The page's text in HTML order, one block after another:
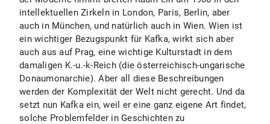
intellektuellen Zirkeln in London, Paris, Berlin, aber
auch in München, und natürlich auch in Wien. Wien ist
ein wichtiger Bezugspunkt für Kafka, wirkt sich aber
auch aus auf Prag, eine wichtige Kulturstadt in dem
damaligen K.-u.-k-Reich (die österreichisch-ungarische
Donaumonarchie). Aber all diese Beschreibungen
werden der Komplexität der Welt nicht gerecht. Und da
setzt nun Kafka ein, weil er eine ganz eigene Art findet,
solche Problemfelder in Geschichten zu